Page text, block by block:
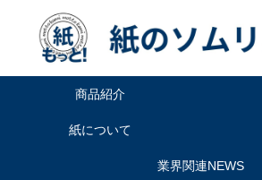
商品紹介
紙について
業界関連NEWS